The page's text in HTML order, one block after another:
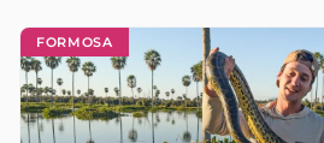
FORMOSA